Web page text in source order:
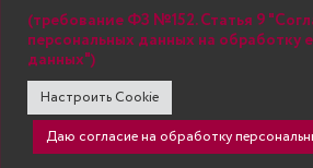
страницы сайта, которые необходимо удалить.
SECONDARY
MENU
© Государственное бюджетное
высшего образования "Нижегородский
экономический университет" (Княгининский
(требование ФЗ №152. Статья 9
персональных данных на обработку
данных")
Настроить Cookie
Даю согласие на обработку